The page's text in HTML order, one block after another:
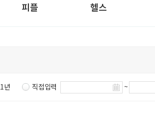
피플 헬스
1년 직접입력 ~